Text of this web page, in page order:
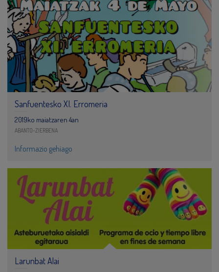
Sanfuentesko XI. Erromeria
2019ko maiatzaren 4an
ABANTO-ZIERBENA
Informazio gehiago
Larunbat Alai